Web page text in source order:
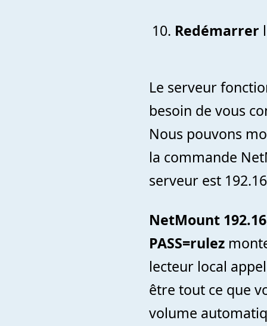
Redémarrer
Le serveur
besoin de vous
Nous pouvons
la commande
serveur est
NetMount
PASS=rulez
lecteur local
être tout ce que
volume